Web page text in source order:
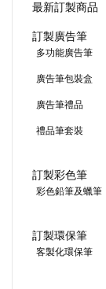
最新訂製商品
訂製廣告筆
多功能廣告筆
廣告筆包裝盒
廣告筆禮品
禮品筆套裝
訂製彩色筆
彩色鉛筆及蠟筆
訂製環保筆
客製化環保筆